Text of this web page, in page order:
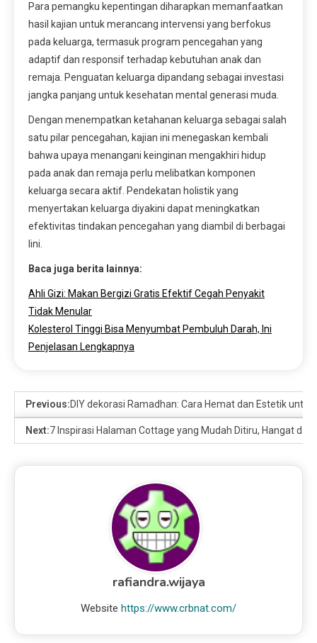
Para pemangku kepentingan diharapkan memanfaatkan
hasil kajian untuk merancang intervensi yang berfokus
pada keluarga, termasuk program pencegahan yang
adaptif dan responsif terhadap kebutuhan anak dan
remaja. Penguatan keluarga dipandang sebagai investasi
jangka panjang untuk kesehatan mental generasi muda.
Dengan menempatkan ketahanan keluarga sebagai salah
satu pilar pencegahan, kajian ini menegaskan kembali
bahwa upaya menangani keinginan mengakhiri hidup
pada anak dan remaja perlu melibatkan komponen
keluarga secara aktif. Pendekatan holistik yang
menyertakan keluarga diyakini dapat meningkatkan
efektivitas tindakan pencegahan yang diambil di berbagai
lini.
Baca juga berita lainnya:
Ahli Gizi: Makan Bergizi Gratis Efektif Cegah Penyakit
Tidak Menular
Kolesterol Tinggi Bisa Menyumbat Pembuluh Darah, Ini
Penjelasan Lengkapnya
Previous:DIY dekorasi Ramadhan: Cara Hemat dan Estetik
Next:7 Inspirasi Halaman Cottage yang Mudah Ditiru, Hangat dan
rafiandra.wijaya
Website https://www.crbnat.com/